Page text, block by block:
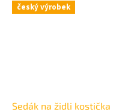
český výrobek
Sedák na židli kostička